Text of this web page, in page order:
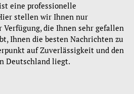
eine professionelle
stellen wir Ihnen nur
die Ihnen sehr gefallen
Ihnen die besten Nachrichten zu
auf Zuverlässigkeit und den
Deutschland liegt.